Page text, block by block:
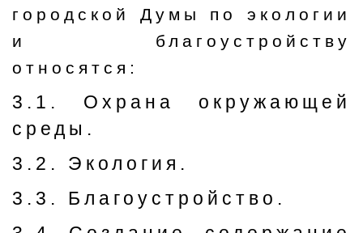
городской Думы по экологии
и благоустройству
относятся:
3.1. Охрана окружающей
среды.
3.2. Экология.
3.3. Благоустройство.